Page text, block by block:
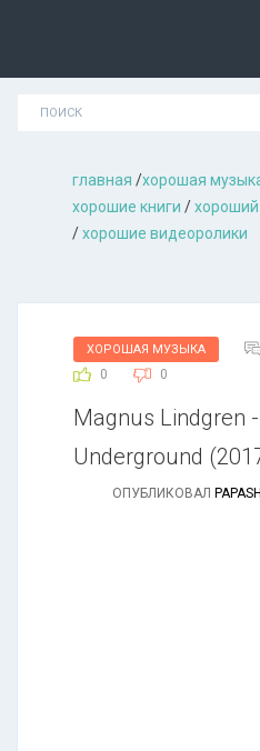
главная /хорошая
хорошие книги /
/хорошие видеоролики
ХОРОШАЯ МУЗЫКА
0
0
Magnus Lindgren
Underground
ОПУБЛИКОВАЛ